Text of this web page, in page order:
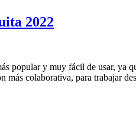
2022
y muy fácil de usar, ya
más colaborativa, para trabajar